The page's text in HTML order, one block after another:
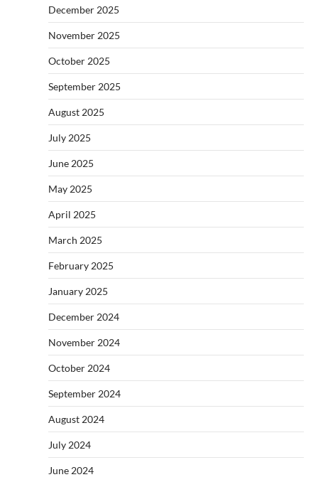
December 2025
November 2025
October 2025
September 2025
August 2025
July 2025
June 2025
May 2025
April 2025
March 2025
February 2025
January 2025
December 2024
November 2024
October 2024
September 2024
August 2024
July 2024
June 2024